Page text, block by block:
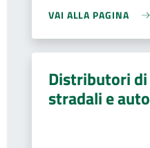
VAI ALLA PAGINA
Distributori
stradali e